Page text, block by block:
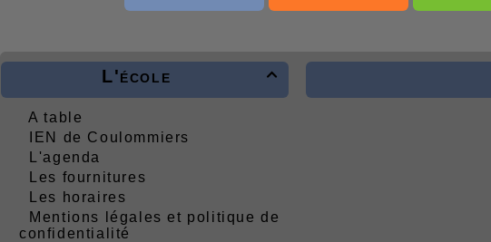

L'école
A table
IEN de Coulommiers
L'agenda
Les fournitures
Les horaires
Mentions légales et politique de
confidentialité